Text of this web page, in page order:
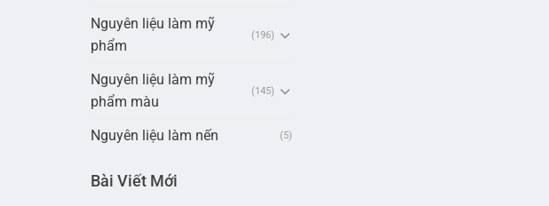
Nguyên liệu làm mỹ
phẩm
(196)
Nguyên liệu làm mỹ
phẩm màu
(145)
Nguyên liệu làm nến (5)
Bài Viết Mới